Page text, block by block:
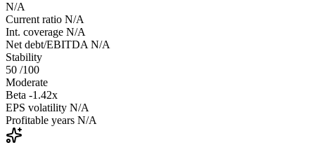
N/A
Current ratio N/A
Int. coverage N/A
Net debt/EBITDA N/A
Stability
50 /100
Moderate
Beta -1.42x
EPS volatility N/A
Profitable years N/A